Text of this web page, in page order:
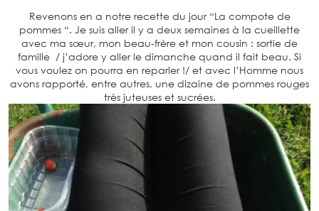
Revenons en a notre recette du jour “La compote de
pommes “. Je suis aller il y a deux semaines à la cueillette
avec ma sœur, mon beau-frère et mon cousin : sortie de
famille / j’adore y aller le dimanche quand il fait beau. Si
vous voulez on pourra en reparler !/ et avec l’Homme nous
avons rapporté, entre autres, une dizaine de pommes rouges
très juteuses et sucrées.